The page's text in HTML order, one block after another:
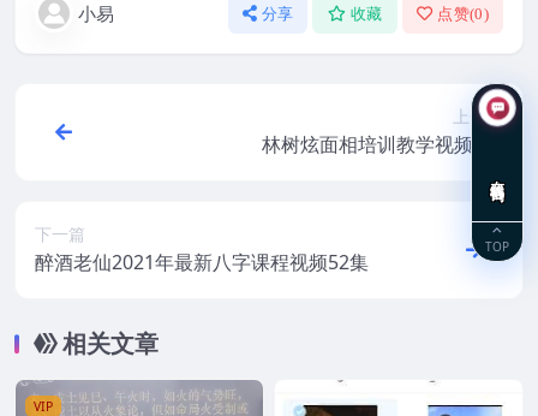
小易 分享 收藏 点赞(0)
上一篇
林树炫面相培训教学视频7集
下一篇
醉酒老仙2021年最新八字课程视频52集
相关文章
VIP
TOP